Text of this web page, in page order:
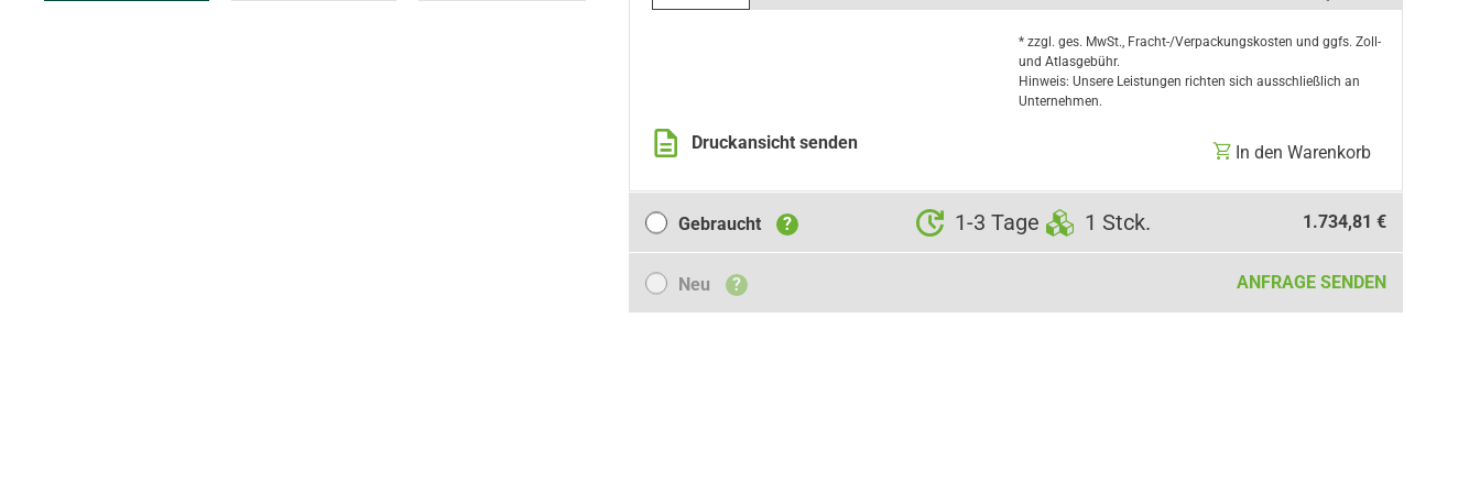
* zzgl. ges. MwSt., Fracht-/Verpackungskosten und ggfs. Zoll-
und Atlasgebühr.
Hinweis: Unsere Leistungen richten sich ausschließlich an
Unternehmen.
In den Warenkorb
Druckansicht senden
Gebraucht
Gebraucht ? 1-3 Tage 1 Stck. 1.734,81 €
Neu
Neu ? ANFRAGE SENDEN